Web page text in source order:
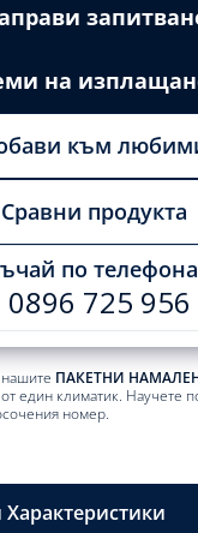
на
към
Сравни продукта
по телефона
0896 725 956
ПАКЕТНИ
един климатик. Научете
номер.